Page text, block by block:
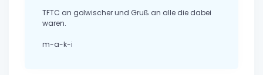
TFTC an golwischer und Gruß an alle die dabei
waren.
m-a-k-i